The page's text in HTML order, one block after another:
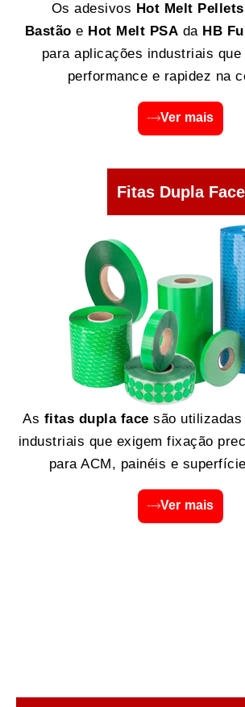
Os adesivos Hot Melt Pellets
Bastão e Hot Melt PSA da HB
para aplicações industriais
performance e rapidez na
Ver mais
Fitas Dupla Face
As fitas dupla face são
industriais que exigem fixação
para ACM, painéis e
Ver mais